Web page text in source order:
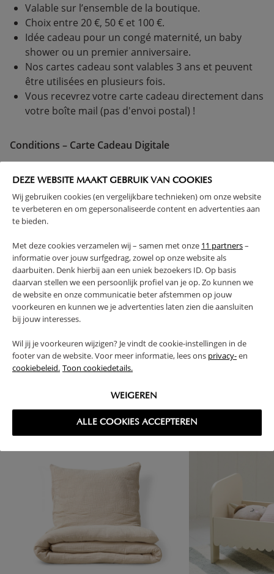
DEZE WEBSITE MAAKT GEBRUIK VAN COOKIES
Wij gebruiken cookies (en vergelijkbare technieken) om onze website
te verbeteren en om gepersonaliseerde content en advertenties aan
te bieden.
Met deze cookies verzamelen wij – samen met onze 11 partners–
informatie over jouw surfgedrag, zowel op onze website als
daarbuiten. Denk hierbij aan een uniek bezoekers ID. Op basis
daarvan stellen we een persoonlijk profiel van je op. Zo kunnen we
de website en onze communicatie beter afstemmen op jouw
voorkeuren en kunnen we je advertenties laten zien die aansluiten
bij jouw interesses.
Wil jij je voorkeuren wijzigen? Je vindt de cookie-instellingen in de
footer van de website. Voor meer informatie, lees ons privacy-en
cookiebeleid. Toon cookiedetails.
WEIGEREN
ALLE COOKIES ACCEPTEREN
Valable sur l’ensemble de la boutique.
Choix entre 20 €, 50 € et 100 €.
Idée cadeau pour un congé maternité, un baby
shower ou un premier anniversaire.
Nos cartes cadeau sont valables 3 ans et peuvent
être utilisées en plusieurs fois.
Vous recevrez votre carte cadeau directement dans
votre boîte mail (pas d'envoi postal) !
Conditions – Carte Cadeau Digitale
retournées, ni converties en espèces. Les achats payés
avec une carte cadeau seront remboursés sous la
même forme. Les cartes cadeaux sont valables 3 ans et
utilisables en ligne sur
notre concept store. Il n’est pas possible d’utiliser une
carte cadeau pour en acheter une autre.
Foire aux questions →
SOUVENT ACHETÉS ENSEMBLE